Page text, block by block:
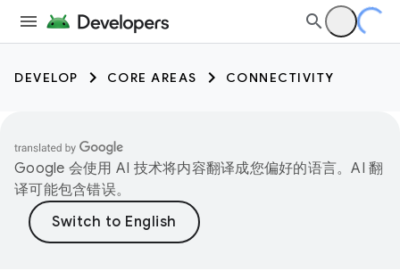
DEVELOP CORE AREAS CONNECTIVITY
Google 会使用 AI 技术将内容翻译成您偏好的语言。AI 翻
译可能包含错误。